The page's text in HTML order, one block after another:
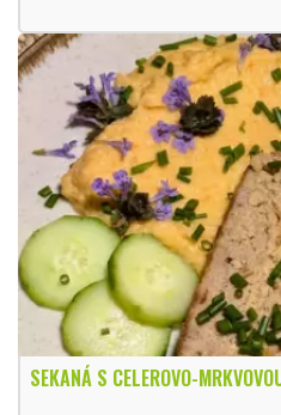
SEKANÁ S CELEROVO-